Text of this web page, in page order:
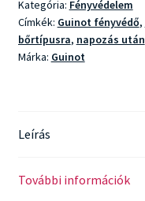
Kategória: Fényvédelem
Címkék: Guinot fényvédő,
bőrtípusra, napozás után
Márka: Guinot
Leírás
További információk